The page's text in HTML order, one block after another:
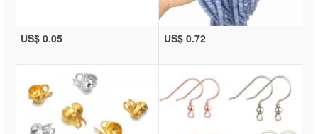
US$ 0.05 US$ 0.72